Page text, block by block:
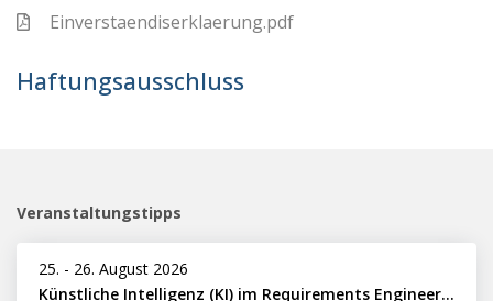
Einverstaendiserklaerung.pdf
Haftungsausschluss
Veranstaltungstipps
25. - 26. August 2026
Künstliche Intelligenz (KI) im Requirements Engineering erfolgreich einsetzen